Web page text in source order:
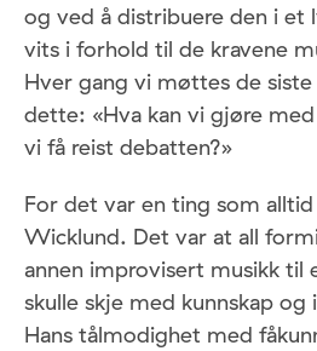
og ved å distribuere den i et
vits i forhold til de kravene
Hver gang vi møttes de
dette: «Hva kan vi gjøre
vi få reist debatten?»
For det var en ting som
Wicklund. Det var at all
annen improvisert musikk til
skulle skje med kunnskap og
Hans tålmodighet med